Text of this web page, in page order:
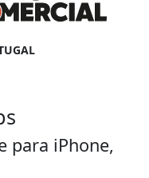
para iPhone,